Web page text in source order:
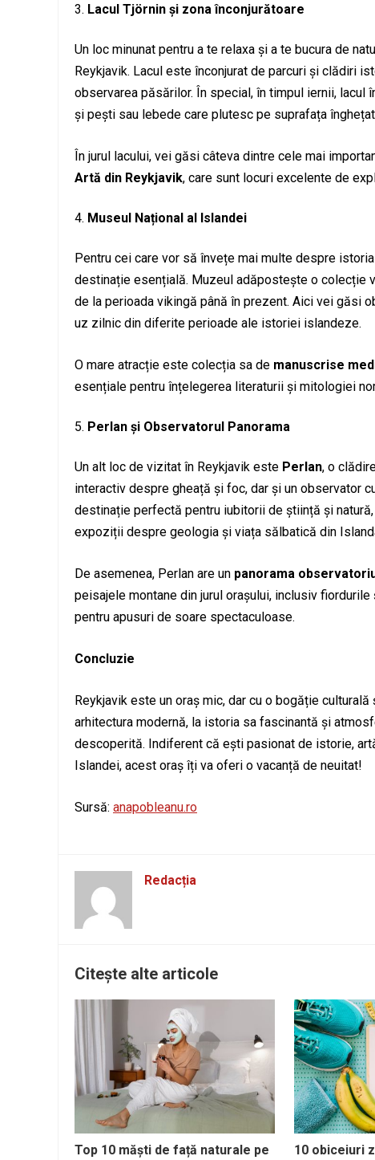
Lacul Tjörnin și zona înconjurătoare
Un loc minunat pentru a te relaxa și a te bucura de
Reykjavik. Lacul este înconjurat de parcuri și clădiri
observarea păsărilor. În special, în timpul iernii,
și pești sau lebede care plutesc pe suprafața
În jurul lacului, vei găsi câteva dintre cele mai
Artă din Reykjavik, care sunt locuri excelente de
Museul Național al Islandei
Pentru cei care vor să învețe mai multe despre
destinație esențială. Muzeul adăpostește o
de la perioada vikingă până în prezent. Aici vei găsi
uz zilnic din diferite perioade ale istoriei islandeze.
O mare atracție este colecția sa de manuscrise
esențiale pentru înțelegerea literaturii și mitologiei
Perlan și Observatorul Panorama
Un alt loc de vizitat în Reykjavik este Perlan, o
interactiv despre gheață și foc, dar și un observator
destinație perfectă pentru iubitorii de știință și
expoziții despre geologia și viața sălbatică din
De asemenea, Perlan are un panorama
peisajele montane din jurul orașului, inclusiv
pentru apusuri de soare spectaculoase.
Concluzie
Reykjavik este un oraș mic, dar cu o bogăție
arhitectura modernă, la istoria sa fascinantă și
descoperită. Indiferent că ești pasionat de istorie,
Islandei, acest oraș îți va oferi o vacanță de neuitat!
Sursă: anapobleanu.ro
Redacția
Citește alte articole
Top 10 măști de față naturale pe
10 obiceiuri